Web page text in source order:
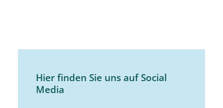
Hier finden Sie uns auf Social
Media